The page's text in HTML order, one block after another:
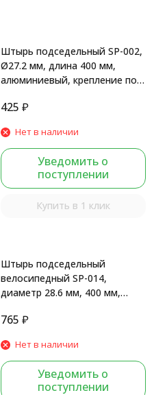
Штырь подседельный SP-002,
Ø27.2 мм, длина 400 мм,
алюминиевый, крепление под
425 ₽
Нет в наличии
Уведомить о
поступлении
Купить в 1 клик
Штырь подседельный
велосипедный SP-014,
диаметр 28.6 мм, 400 мм,
рамки, Black
765 ₽
Нет в наличии
Уведомить о
поступлении